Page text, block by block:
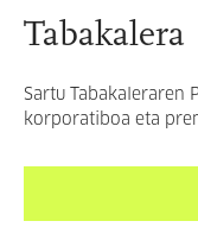
Tabakalera
Sartu Tabakaleraren
korporatiboa eta